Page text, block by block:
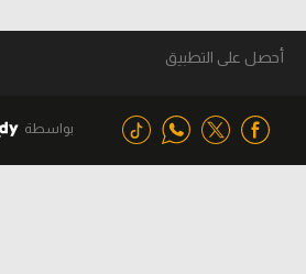
أحصل على التطبيق
بواسطة